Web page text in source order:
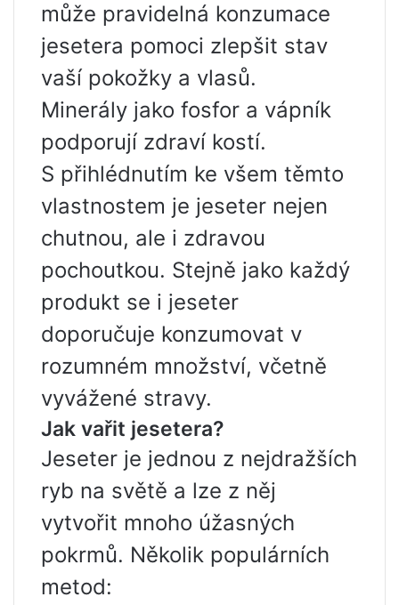
může pravidelná konzumace
jesetera pomoci zlepšit stav
vaší pokožky a vlasů.
Minerály jako fosfor a vápník
podporují zdraví kostí.
S přihlédnutím ke všem těmto
vlastnostem je jeseter nejen
chutnou, ale i zdravou
pochoutkou. Stejně jako každý
produkt se i jeseter
doporučuje konzumovat v
rozumném množství, včetně
vyvážené stravy.
Jak vařit jesetera?
Jeseter je jednou z nejdražších
ryb na světě a lze z něj
vytvořit mnoho úžasných
pokrmů. Několik populárních
metod: